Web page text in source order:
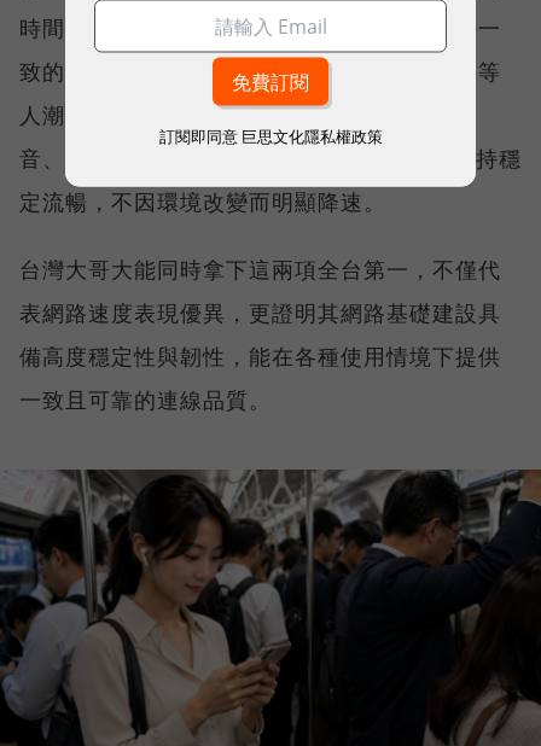
時間、不同地點、不同網路負載下，都能維持一
致的網路服務品質。無論是在跨年晚會、球賽等
人潮密集場域，或是在高速移動時觀看串流影
音、傳送 LINE 訊息、分享社群動態，確保維持穩
定流暢，不因環境改變而明顯降速。
台灣大哥大能同時拿下這兩項全台第一，不僅代
表網路速度表現優異，更證明其網路基礎建設具
備高度穩定性與韌性，能在各種使用情境下提供
一致且可靠的連線品質。
訂閱即同意 巨思文化隱私權政策